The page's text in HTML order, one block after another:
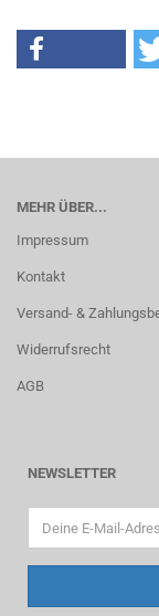
MEHR ÜBER...
Impressum
Kontakt
Versand- &
Widerrufsrecht
AGB
NEWSLETTER